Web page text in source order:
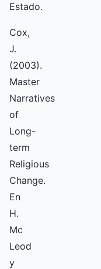
Estado.
Cox,
J.
(2003).
Master
Narratives
of
Long-
term
Religious
Change.
En
H.
Mc
Leod
y